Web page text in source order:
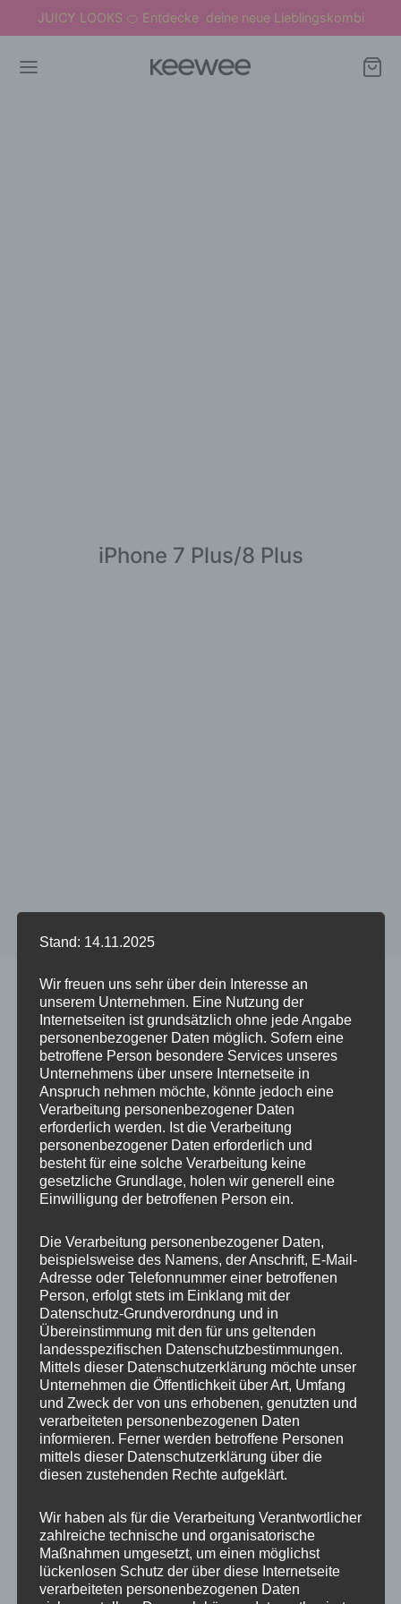
JUICY LOOKS 🍊 Entdecke deine neue Lieblingskombi
iPhone 7 Plus/8 Plus
Start / Produkt DUO Case GREY - Phone Model/
Plus/8 Plus
Dieses
Produkt
weist
mehrere
Varianten
auf.
Optionen
können
auf
der
Produktseite
gewählt
werden
GREY & NEON Snap inkl.
DUO Case
36,90€
können
werden
inkl. DUO Case
35,00€
Dieses
Produkt
weist
mehrere
auf.
Die
Optionen
können
auf
Handykette JUST MIX
GREY & COOKIE inkl.
DUO Case
Dieses
weist
auf.
auf
Handykette JUST MIX
GREY & FLOWER inkl.
DUO Case
Stand: 14.11.2025
Wir freuen uns sehr über dein Interesse an
unserem Unternehmen. Eine Nutzung der
Internetseiten ist grundsätzlich ohne jede Angabe
personenbezogener Daten möglich. Sofern eine
betroffene Person besondere Services unseres
Unternehmens über unsere Internetseite in
Anspruch nehmen möchte, könnte jedoch eine
Verarbeitung personenbezogener Daten
erforderlich werden. Ist die Verarbeitung
personenbezogener Daten erforderlich und
besteht für eine solche Verarbeitung keine
gesetzliche Grundlage, holen wir generell eine
Einwilligung der betroffenen Person ein.
Die Verarbeitung personenbezogener Daten,
beispielsweise des Namens, der Anschrift, E-Mail-
Adresse oder Telefonnummer einer betroffenen
Person, erfolgt stets im Einklang mit der
Datenschutz-Grundverordnung und in
Übereinstimmung mit den für uns geltenden
landesspezifischen Datenschutzbestimmungen.
Mittels dieser Datenschutzerklärung möchte unser
Unternehmen die Öffentlichkeit über Art, Umfang
und Zweck der von uns erhobenen, genutzten und
verarbeiteten personenbezogenen Daten
informieren. Ferner werden betroffene Personen
mittels dieser Datenschutzerklärung über die
diesen zustehenden Rechte aufgeklärt.
Wir haben als für die Verarbeitung Verantwortlicher
zahlreiche technische und organisatorische
Maßnahmen umgesetzt, um einen möglichst
lückenlosen Schutz der über diese Internetseite
verarbeiteten personenbezogenen Daten